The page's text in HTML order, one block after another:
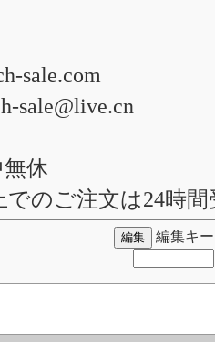
sale.com
sale@live.cn
休
でのご注文は24時
編集キー